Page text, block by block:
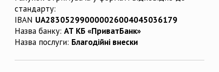
стандарту:
IBAN UA283052990000026004045036179
Назва банку: АТ КБ «ПриватБанк»
Назва послуги: Благодійні внески